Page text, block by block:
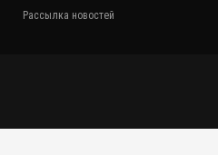
Рассылка новостей